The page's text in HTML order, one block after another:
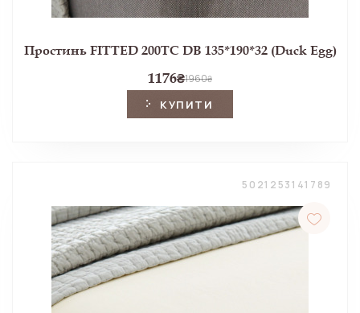
Простинь FITTED 200TC DB 135*190*32 (Duck Egg)
1176₴1960₴
КУПИТИ
5021253141789